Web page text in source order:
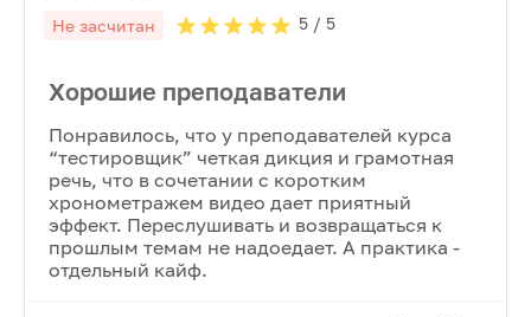
Не засчитан 5/ 5
Хорошие преподаватели
Понравилось, что у преподавателей курса
“тестировщик” четкая дикция и грамотная
речь, что в сочетании с коротким
хронометражем видео дает приятный
эффект. Переслушивать и возвращаться к
прошлым темам не надоедает. А практика -
отдельный кайф.